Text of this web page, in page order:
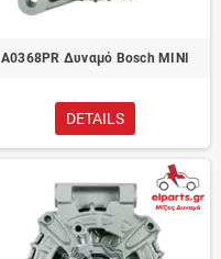
A0368PR Δυναμό Bosch MINI
DETAILS